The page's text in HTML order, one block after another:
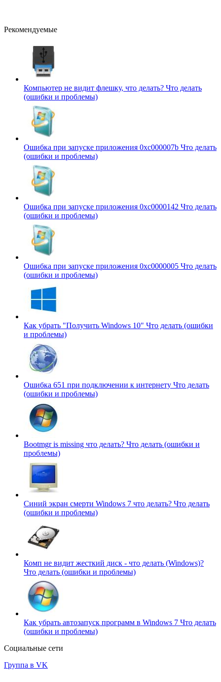
Рекомендуемые
Компьютер не видит флешку, что делать? Что делать
(ошибки и проблемы)
Ошибка при запуске приложения 0xc000007b Что делать
(ошибки и проблемы)
Ошибка при запуске приложения 0xc0000142 Что делать
(ошибки и проблемы)
Ошибка при запуске приложения 0xc0000005 Что делать
(ошибки и проблемы)
Как убрать "Получить Windows 10" Что делать (ошибки
и проблемы)
Ошибка 651 при подключении к интернету Что делать
(ошибки и проблемы)
Bootmgr is missing что делать? Что делать (ошибки и
проблемы)
Синий экран смерти Windows 7 что делать? Что делать
(ошибки и проблемы)
Комп не видит жесткий диск - что делать (Windows)?
Что делать (ошибки и проблемы)
Как убрать автозапуск программ в Windows 7 Что делать
(ошибки и проблемы)
Социальные сети
Группа в VK